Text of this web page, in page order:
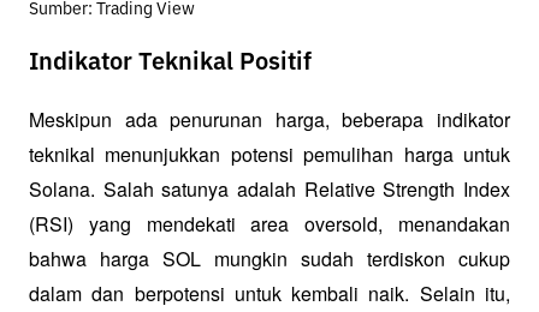
Sumber: Trading View
Indikator Teknikal Positif
Meskipun ada penurunan harga, beberapa indikator
teknikal menunjukkan potensi pemulihan harga untuk
Solana. Salah satunya adalah Relative Strength Index
(RSI) yang mendekati area oversold, menandakan
bahwa harga SOL mungkin sudah terdiskon cukup
dalam dan berpotensi untuk kembali naik. Selain itu,